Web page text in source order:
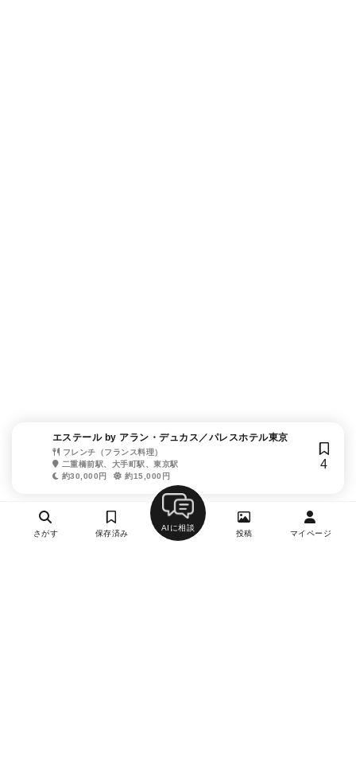
エステール by アラン・デュカス／パレスホテル東京
フレンチ（フランス料理）
二重橋前駅、大手町駅、東京駅
約30,000円
約15,000円
4
さがす 保存済み
AIに相談
投稿 マイページ